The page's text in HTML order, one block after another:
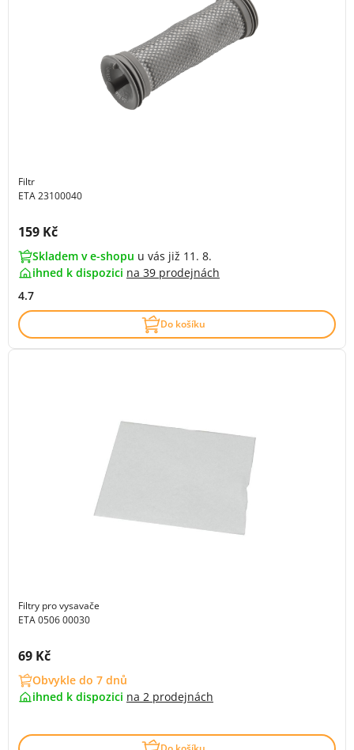
Filtr
ETA 23100040
Cena s DPH:
159 Kč
Skladem v e-shopu u vás již 11. 8.
ihned k dispozici na 39 prodejnách
4.7
Do košíku
Filtry pro vysavače
ETA 0506 00030
Cena s DPH:
69 Kč
Obvykle do 7 dnů
ihned k dispozici na 2 prodejnách